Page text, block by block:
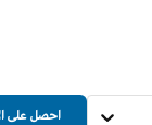
احصل على